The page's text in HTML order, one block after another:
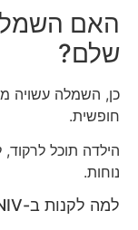
האם
שלם?
כן, השמלה עשויה
חופשית.
הילדה תוכל לרקוד,
נוחות.
למה לקנות ב-BMAGNIV